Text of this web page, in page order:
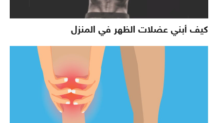
كيف أبني عضلات الظهر في المنزل